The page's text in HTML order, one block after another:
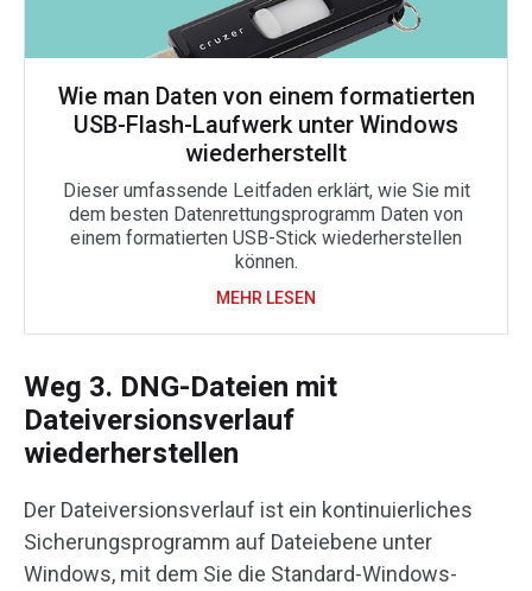
Wie man Daten von einem formatierten
USB-Flash-Laufwerk unter Windows
wiederherstellt
Dieser umfassende Leitfaden erklärt, wie Sie mit
dem besten Datenrettungsprogramm Daten von
einem formatierten USB-Stick wiederherstellen
können.
MEHR LESEN
Weg 3. DNG-Dateien mit
Dateiversionsverlauf
wiederherstellen
Der Dateiversionsverlauf ist ein kontinuierliches
Sicherungsprogramm auf Dateiebene unter
Windows, mit dem Sie die Standard-Windows-